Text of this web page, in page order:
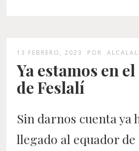
13 FEBRERO, 2023 POR ALCALALI
Ya estamos en
de Feslalí
Sin darnos cuenta ya
llegado al equador de